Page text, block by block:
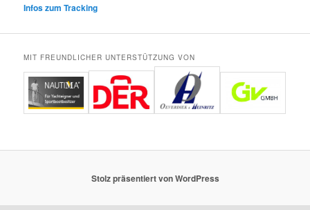
Infos zum Tracking
MIT FREUNDLICHER UNTERSTÜTZUNG VON
Stolz präsentiert von WordPress